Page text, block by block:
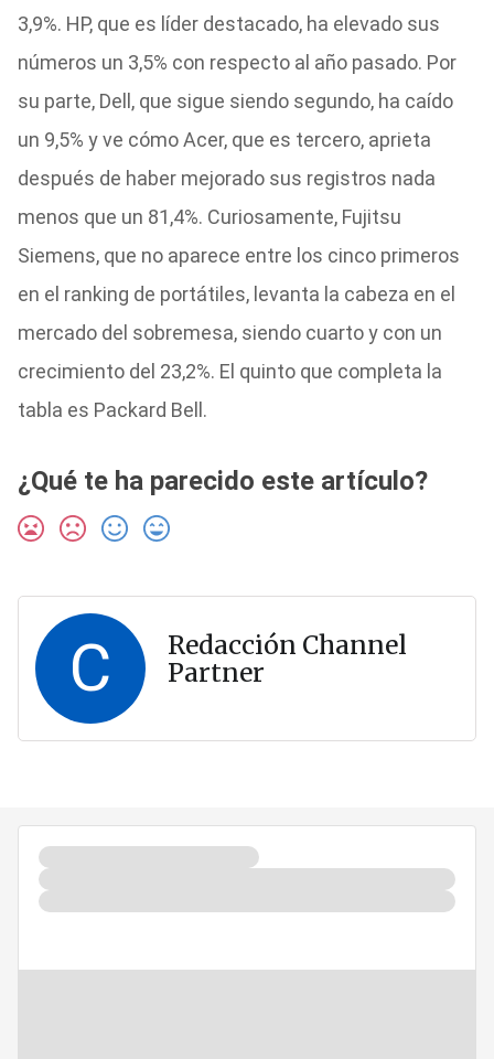
3,9%. HP, que es líder destacado, ha elevado sus
números un 3,5% con respecto al año pasado. Por
su parte, Dell, que sigue siendo segundo, ha caído
un 9,5% y ve cómo Acer, que es tercero, aprieta
después de haber mejorado sus registros nada
menos que un 81,4%. Curiosamente, Fujitsu
Siemens, que no aparece entre los cinco primeros
en el ranking de portátiles, levanta la cabeza en el
mercado del sobremesa, siendo cuarto y con un
crecimiento del 23,2%. El quinto que completa la
tabla es Packard Bell.
¿Qué te ha parecido este artículo?
C
Redacción Channel
Partner